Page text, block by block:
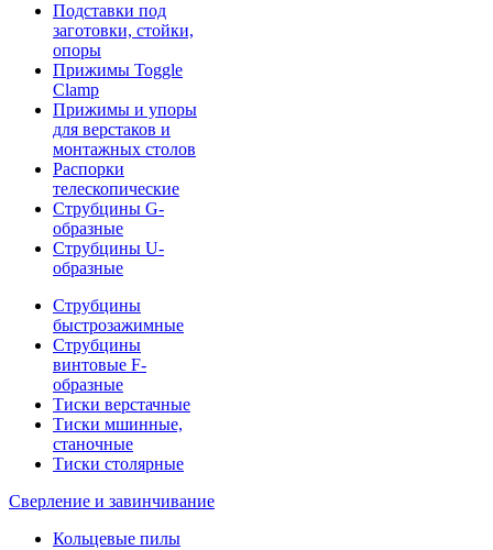
Подставки под
заготовки, стойки,
опоры
Прижимы Toggle
Clamp
Прижимы и упоры
для верстаков и
монтажных столов
Распорки
телескопические
Струбцины G-
образные
Струбцины U-
образные
Струбцины
быстрозажимные
Струбцины
винтовые F-
образные
Тиски верстачные
Тиски мшинные,
станочные
Тиски столярные
Сверление и завинчивание
Кольцевые пилы